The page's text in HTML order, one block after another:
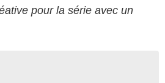
pour la série avec un